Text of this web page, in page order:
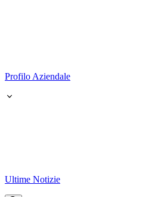
Profilo Aziendale
Ultime Notizie